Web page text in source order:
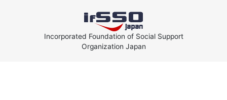
Incorporated Foundation of Social Support
Organization Japan